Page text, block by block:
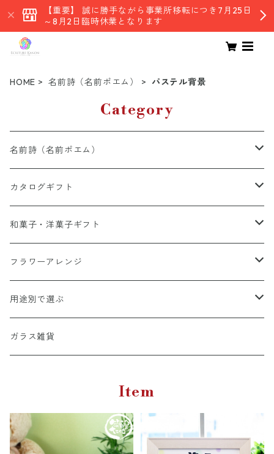
【重要】 誠に勝手ながら事業所移転につき7月25日
～8月2日臨時休業となります
HOME 名前詩（名前ポエム） パステル背景
Category
名前詩（名前ポエム）
有料オプション(額・詩・他）
名前詩追加オプション
和風デザイン
パステル背景
A4彩シリーズ
命名書
店舗・企業お祝い用
ガラスフレーム（ガラス細工額）
カタログギフト
総合カタログ
グルメカタログ
出産祝い専用カタログ
カタログ＋スイーツ
法要・御供
〜5000円
和菓子・洋菓子ギフト
栗スイーツ
桃スイーツ
バームクーヘン
フラワーアレンジ
和風アレンジ
洋風アレンジ
リース
仏花
用途別で選ぶ
結婚祝い・記念日
開店・開業・周年祝い
出産祝い・命名
ガラス雑貨
Item